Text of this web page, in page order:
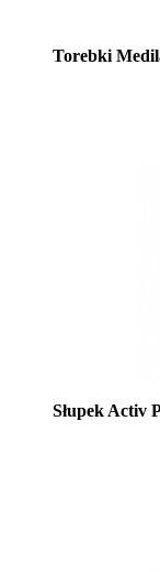
Torebki
Słupek Activ